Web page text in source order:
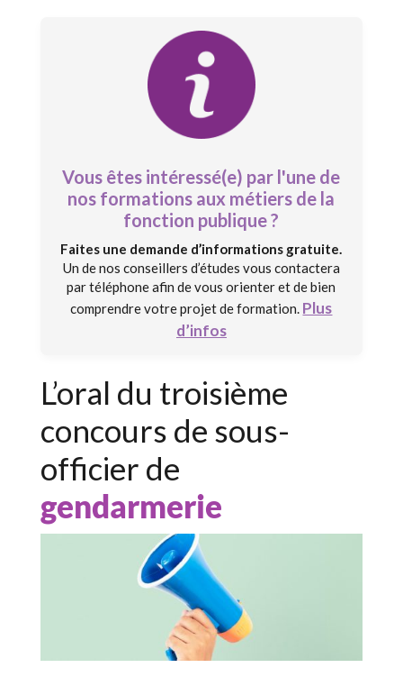
Vous êtes intéressé(e) par l'une de
nos formations aux métiers de la
fonction publique ?
Faites une demande d’informations gratuite.
Un de nos conseillers d’études vous contactera
par téléphone afin de vous orienter et de bien
comprendre votre projet de formation. Plus
d’infos
L’oral du troisième
concours de sous-
officier de
gendarmerie